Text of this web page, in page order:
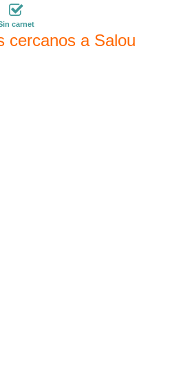
carnet
cercanos a Salou